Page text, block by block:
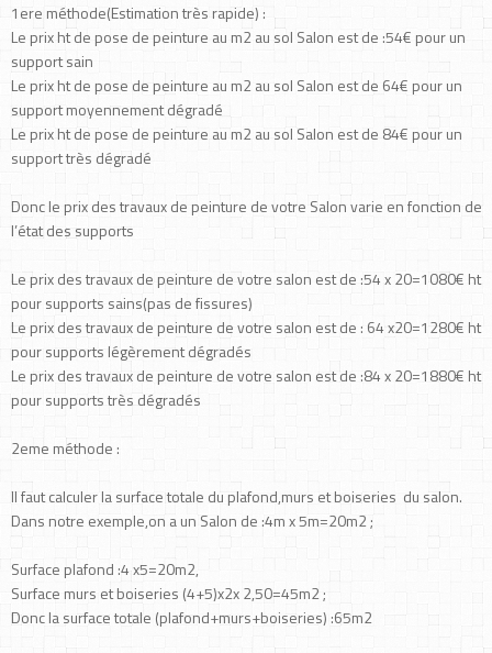
1ere méthode(Estimation très rapide) :
Le prix ht de pose de peinture au m2 au sol Salon est de :54€ pour un
support sain
Le prix ht de pose de peinture au m2 au sol Salon est de 64€ pour un
support moyennement dégradé
Le prix ht de pose de peinture au m2 au sol Salon est de 84€ pour un
support très dégradé
Donc le prix des travaux de peinture de votre Salon varie en fonction de
l’état des supports
Le prix des travaux de peinture de votre salon est de :54 x 20=1080€ ht
pour supports sains(pas de fissures)
Le prix des travaux de peinture de votre salon est de : 64 x20=1280€ ht
pour supports légèrement dégradés
Le prix des travaux de peinture de votre salon est de :84 x 20=1880€ ht
pour supports très dégradés
2eme méthode :
Il faut calculer la surface totale du plafond,murs et boiseries du salon.
Dans notre exemple,on a un Salon de :4m x 5m=20m2 ;
Surface plafond :4 x5=20m2,
Surface murs et boiseries (4+5)x2x 2,50=45m2 ;
Donc la surface totale (plafond+murs+boiseries) :65m2